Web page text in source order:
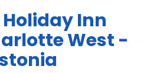
Holiday Inn
West -